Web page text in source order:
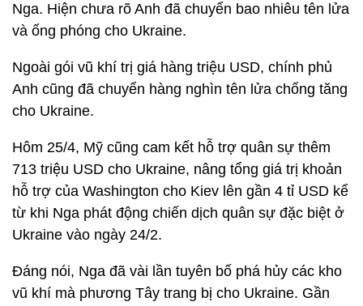
Nga. Hiện chưa rõ Anh đã chuyển bao nhiêu tên lửa
và ống phóng cho Ukraine.
Ngoài gói vũ khí trị giá hàng triệu USD, chính phủ
Anh cũng đã chuyển hàng nghìn tên lửa chống tăng
cho Ukraine.
Hôm 25/4, Mỹ cũng cam kết hỗ trợ quân sự thêm
713 triệu USD cho Ukraine, nâng tổng giá trị khoản
hỗ trợ của Washington cho Kiev lên gần 4 tỉ USD kể
từ khi Nga phát động chiến dịch quân sự đặc biệt ở
Ukraine vào ngày 24/2.
Đáng nói, Nga đã vài lần tuyên bố phá hủy các kho
vũ khí mà phương Tây trang bị cho Ukraine. Gần